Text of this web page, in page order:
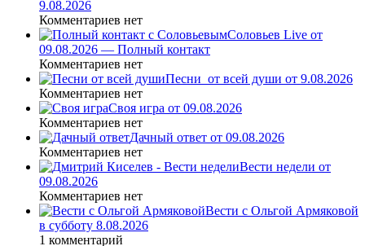
9.08.2026
Комментариев нет
Соловьев Live от
09.08.2026 — Полный контакт
Комментариев нет
Песни_от всей души от 9.08.2026
Комментариев нет
Своя игра от 09.08.2026
Комментариев нет
Дачный ответ от 09.08.2026
Комментариев нет
Вести недели от
09.08.2026
Комментариев нет
Вести с Ольгой Армяковой
в субботу 8.08.2026
1 комментарий